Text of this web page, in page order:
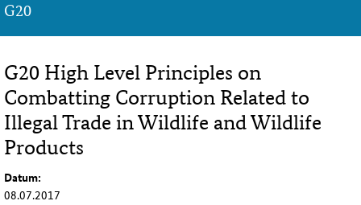
G20
G20 High Level Principles on
Combatting Corruption Related to
Illegal Trade in Wildlife and Wildlife
Products
Datum:
08.07.2017